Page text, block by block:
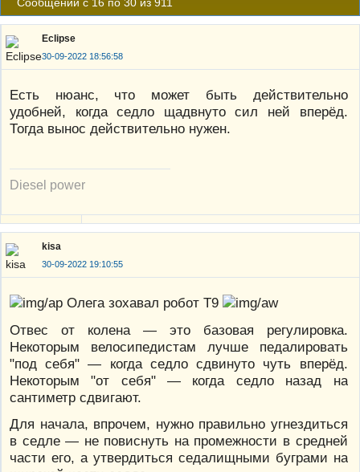
Eclipse
30-09-2022 18:56:58
Есть нюанс, что может быть действительно
удобней, когда седло щадвнуто сил ней вперёд.
Тогда вынос действительно нужен.
Diesel power
kisa
30-09-2022 19:10:55
Олега зохавал робот Т9
Отвес от колена — это базовая регулировка.
Некоторым велосипедистам лучше педалировать
"под себя" — когда седло сдвинуто чуть вперёд.
Некоторым "от себя" — когда седло назад на
сантиметр сдвигают.
Для начала, впрочем, нужно правильно угнездиться
в седле — не повиснуть на промежности в средней
части его, а утвердиться седалищными буграми на